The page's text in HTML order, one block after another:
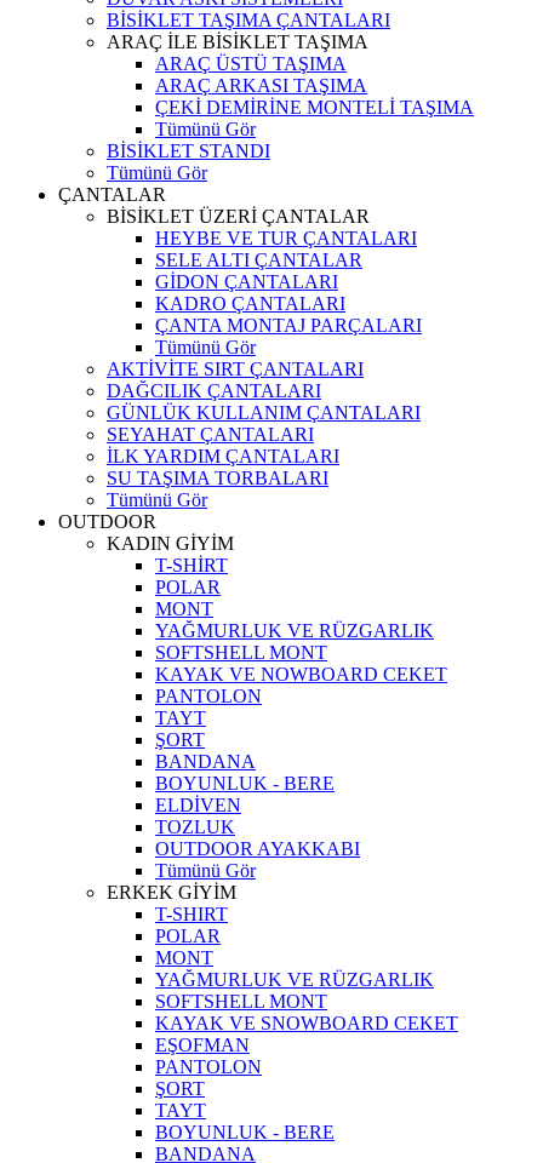
BİSİKLET TAŞIMA ÇANTALARI
ARAÇ İLE BİSİKLET TAŞIMA
ARAÇ ÜSTÜ TAŞIMA
ARAÇ ARKASI TAŞIMA
ÇEKİ DEMİRİNE MONTELİ TAŞIMA
Tümünü Gör
BİSİKLET STANDI
Tümünü Gör
ÇANTALAR
BİSİKLET ÜZERİ ÇANTALAR
HEYBE VE TUR ÇANTALARI
SELE ALTI ÇANTALAR
GİDON ÇANTALARI
KADRO ÇANTALARI
ÇANTA MONTAJ PARÇALARI
Tümünü Gör
AKTİVİTE SIRT ÇANTALARI
DAĞCILIK ÇANTALARI
GÜNLÜK KULLANIM ÇANTALARI
SEYAHAT ÇANTALARI
İLK YARDIM ÇANTALARI
SU TAŞIMA TORBALARI
Tümünü Gör
OUTDOOR
KADIN GİYİM
T-SHİRT
POLAR
MONT
YAĞMURLUK VE RÜZGARLIK
SOFTSHELL MONT
KAYAK VE NOWBOARD CEKET
PANTOLON
TAYT
ŞORT
BANDANA
BOYUNLUK - BERE
ELDİVEN
TOZLUK
OUTDOOR AYAKKABI
Tümünü Gör
ERKEK GİYİM
T-SHIRT
POLAR
MONT
YAĞMURLUK VE RÜZGARLIK
SOFTSHELL MONT
KAYAK VE SNOWBOARD CEKET
EŞOFMAN
PANTOLON
ŞORT
TAYT
BOYUNLUK - BERE
BANDANA